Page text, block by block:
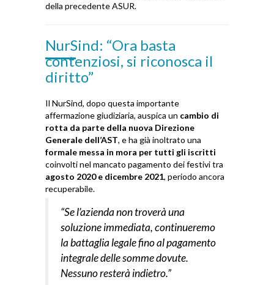
della precedente ASUR.
NurSind: “Ora basta
contenziosi, si riconosca il
diritto”
Il NurSind, dopo questa importante
affermazione giudiziaria, auspica un cambio di
rotta da parte della nuova Direzione
Generale dell’AST, e ha già inoltrato una
formale messa in mora per tutti gli iscritti
coinvolti nel mancato pagamento dei festivi tra
agosto 2020 e dicembre 2021, periodo ancora
recuperabile.
“Se l’azienda non troverà una
soluzione immediata, continueremo
la battaglia legale fino al pagamento
integrale delle somme dovute.
Nessuno resterà indietro.”